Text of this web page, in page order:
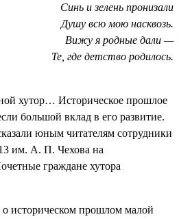
Синь и зелень пронизали
Душу всю мою насквозь.
Вижу я родные дали —
Те, где детство родилось.
хутор… Историческое прошлое
большой вклад в его развитие.
юным читателям сотрудники
им. А. П. Чехова на
граждане хутора
о историческом прошлом малой